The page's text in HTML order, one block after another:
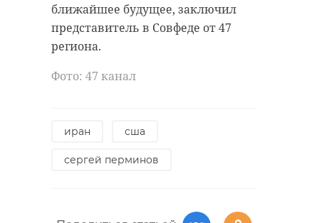
ближайшее будущее, заключил
представитель в Совфеде от 47
региона.
Фото: 47 канал
иран сша
сергей перминов